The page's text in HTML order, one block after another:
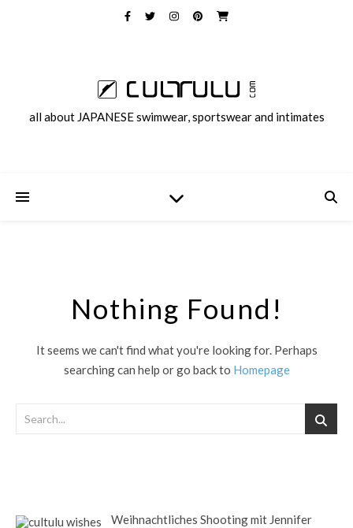
all about JAPANESE swimwear, sportswear and intimates
Nothing Found!
It seems we can't find what you're looking for. Perhaps
searching can help or go back to Homepage
Weihnachtliches Shooting mit Jennifer